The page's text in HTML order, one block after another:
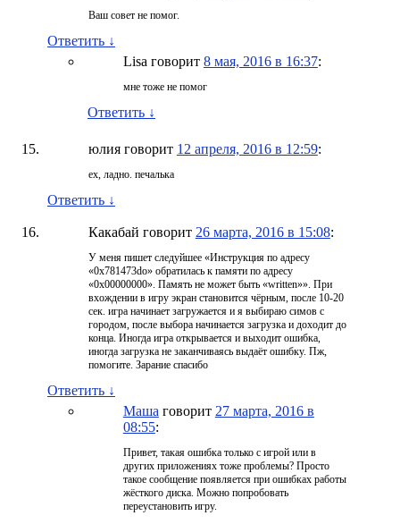
Ваш совет не помог.
Ответить ↓
Lisa говорит 8 мая, 2016 в 16:37:
мне тоже не помог
Ответить ↓
юлия говорит 12 апреля, 2016 в 12:59:
ех, ладно. печалька
Ответить ↓
Какабай говорит 26 марта, 2016 в 15:08:
У меня пишет следуйшее «Инструкция по адресу
«0х781473do» обратилась к памяти по адресу
«0x00000000». Память не может быть «written»». При
вхождении в игру экран становится чёрным, после 10-20
сек. игра начинает загружается и я выбираю симов с
городом, после выбора начинается загрузка и доходит до
конца. Иногда игра открывается и выходит ошибка,
иногда загрузка не заканчиваясь выдаёт ошибку. Пж,
помогите. Зарание спасибо
Ответить ↓
Маша говорит 27 марта, 2016 в
08:55:
Привет, такая ошибка только с игрой или в
других приложениях тоже проблемы? Просто
такое сообщение появляется при ошибках работы
жёсткого диска. Можно попробовать
переустановить игру.